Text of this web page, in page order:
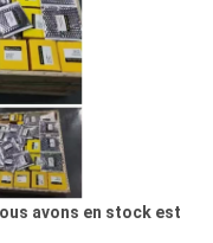
avons en stock est